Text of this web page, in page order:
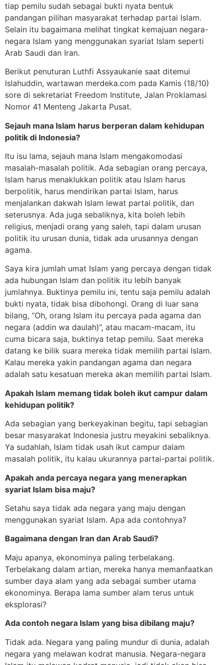
tiap pemilu sudah sebagai bukti nyata bentuk
pandangan pilihan masyarakat terhadap partai Islam.
Selain itu bagaimana melihat tingkat kemajuan negara-
negara Islam yang menggunakan syariat Islam seperti
Arab Saudi dan Iran.
Berikut penuturan Luthfi Assyaukanie saat ditemui
Islahuddin, wartawan merdeka.com pada Kamis (18/10)
sore di sekretariat Freedom Institute, Jalan Proklamasi
Nomor 41 Menteng Jakarta Pusat.
Sejauh mana Islam harus berperan dalam kehidupan
politik di Indonesia?
Itu isu lama, sejauh mana Islam mengakomodasi
masalah-masalah politik. Ada sebagian orang percaya,
Islam harus menaklukkan politik atau Islam harus
berpolitik, harus mendirikan partai Islam, harus
menjalankan dakwah Islam lewat partai politik, dan
seterusnya. Ada juga sebaliknya, kita boleh lebih
religius, menjadi orang yang saleh, tapi dalam urusan
politik itu urusan dunia, tidak ada urusannya dengan
agama.
Saya kira jumlah umat Islam yang percaya dengan tidak
ada hubungan Islam dan politik itu lebih banyak
jumlahnya. Buktinya pemilu ini, tentu saja pemilu adalah
bukti nyata, tidak bisa dibohongi. Orang di luar sana
bilang, “Oh, orang Islam itu percaya pada agama dan
negara (addin wa daulah)”, atau macam-macam, itu
cuma bicara saja, buktinya tetap pemilu. Saat mereka
datang ke bilik suara mereka tidak memilih partai Islam.
Kalau mereka yakin pandangan agama dan negara
adalah satu kesatuan mereka akan memilih partai Islam.
Apakah Islam memang tidak boleh ikut campur dalam
kehidupan politik?
Ada sebagian yang berkeyakinan begitu, tapi sebagian
besar masyarakat Indonesia justru meyakini sebaliknya.
Ya sudahlah, Islam tidak usah ikut campur dalam
masalah politik, itu kalau ukurannya partai-partai politik.
Apakah anda percaya negara yang menerapkan
syariat Islam bisa maju?
Setahu saya tidak ada negara yang maju dengan
menggunakan syariat Islam. Apa ada contohnya?
Bagaimana dengan Iran dan Arab Saudi?
Maju apanya, ekonominya paling terbelakang.
Terbelakang dalam artian, mereka hanya memanfaatkan
sumber daya alam yang ada sebagai sumber utama
ekonominya. Berapa lama sumber alam terus untuk
eksplorasi?
Ada contoh negara Islam yang bisa dibilang maju?
Tidak ada. Negara yang paling mundur di dunia, adalah
negara yang melawan kodrat manusia. Negara-negara